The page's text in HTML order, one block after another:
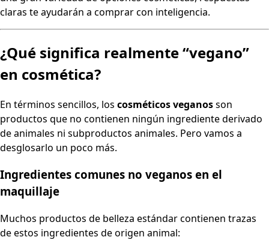
claras te ayudarán a comprar con inteligencia.
¿Qué significa realmente “vegano”
en cosmética?
En términos sencillos, los cosméticos veganosson
productos que no contienen ningún ingrediente derivado
de animales ni subproductos animales. Pero vamos a
desglosarlo un poco más.
Ingredientes comunes no veganos en el
maquillaje
Muchos productos de belleza estándar contienen trazas
de estos ingredientes de origen animal: